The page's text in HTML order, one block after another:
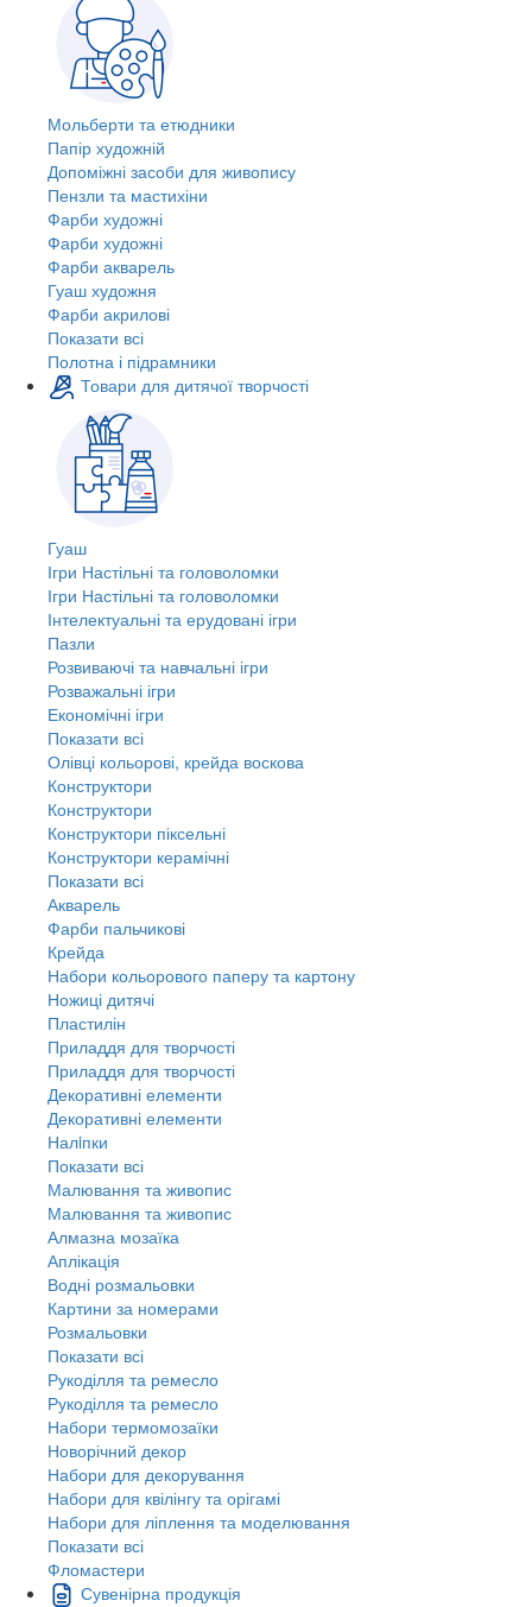
Мольберти та етюдники
Папір художній
Допоміжні засоби для живопису
Пензли та мастихіни
Фарби художні
Фарби художні
Фарби акварель
Гуаш художня
Фарби акрилові
Показати всі
Полотна і підрамники
Товари для дитячої творчості
Гуаш
Ігри Настільні та головоломки
Ігри Настільні та головоломки
Інтелектуальні та ерудовані ігри
Пазли
Розвиваючі та навчальні ігри
Розважальні ігри
Економічні ігри
Показати всі
Олівці кольорові, крейда воскова
Конструктори
Конструктори
Конструктори піксельні
Конструктори керамічні
Показати всі
Акварель
Фарби пальчикові
Крейда
Набори кольорового паперу та картону
Ножиці дитячі
Пластилін
Приладдя для творчості
Приладдя для творчості
Декоративні елементи
Декоративні елементи
Налiпки
Показати всі
Малювання та живопис
Малювання та живопис
Алмазна мозаїка
Аплікація
Водні розмальовки
Картини за номерами
Розмальовки
Показати всі
Рукоділля та ремесло
Рукоділля та ремесло
Набори термомозаїки
Новорічний декор
Набори для декорування
Набори для квілінгу та орігамі
Набори для ліплення та моделювання
Показати всі
Фломастери
Сувенірна продукція